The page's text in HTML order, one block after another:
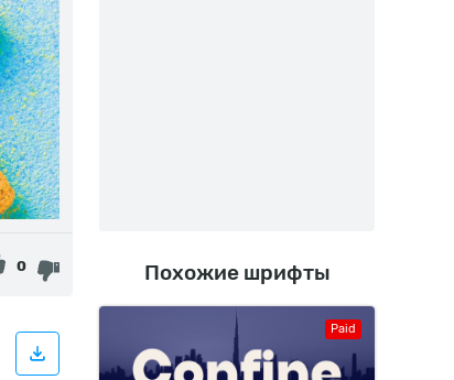
0 Похожие шрифты
Paid